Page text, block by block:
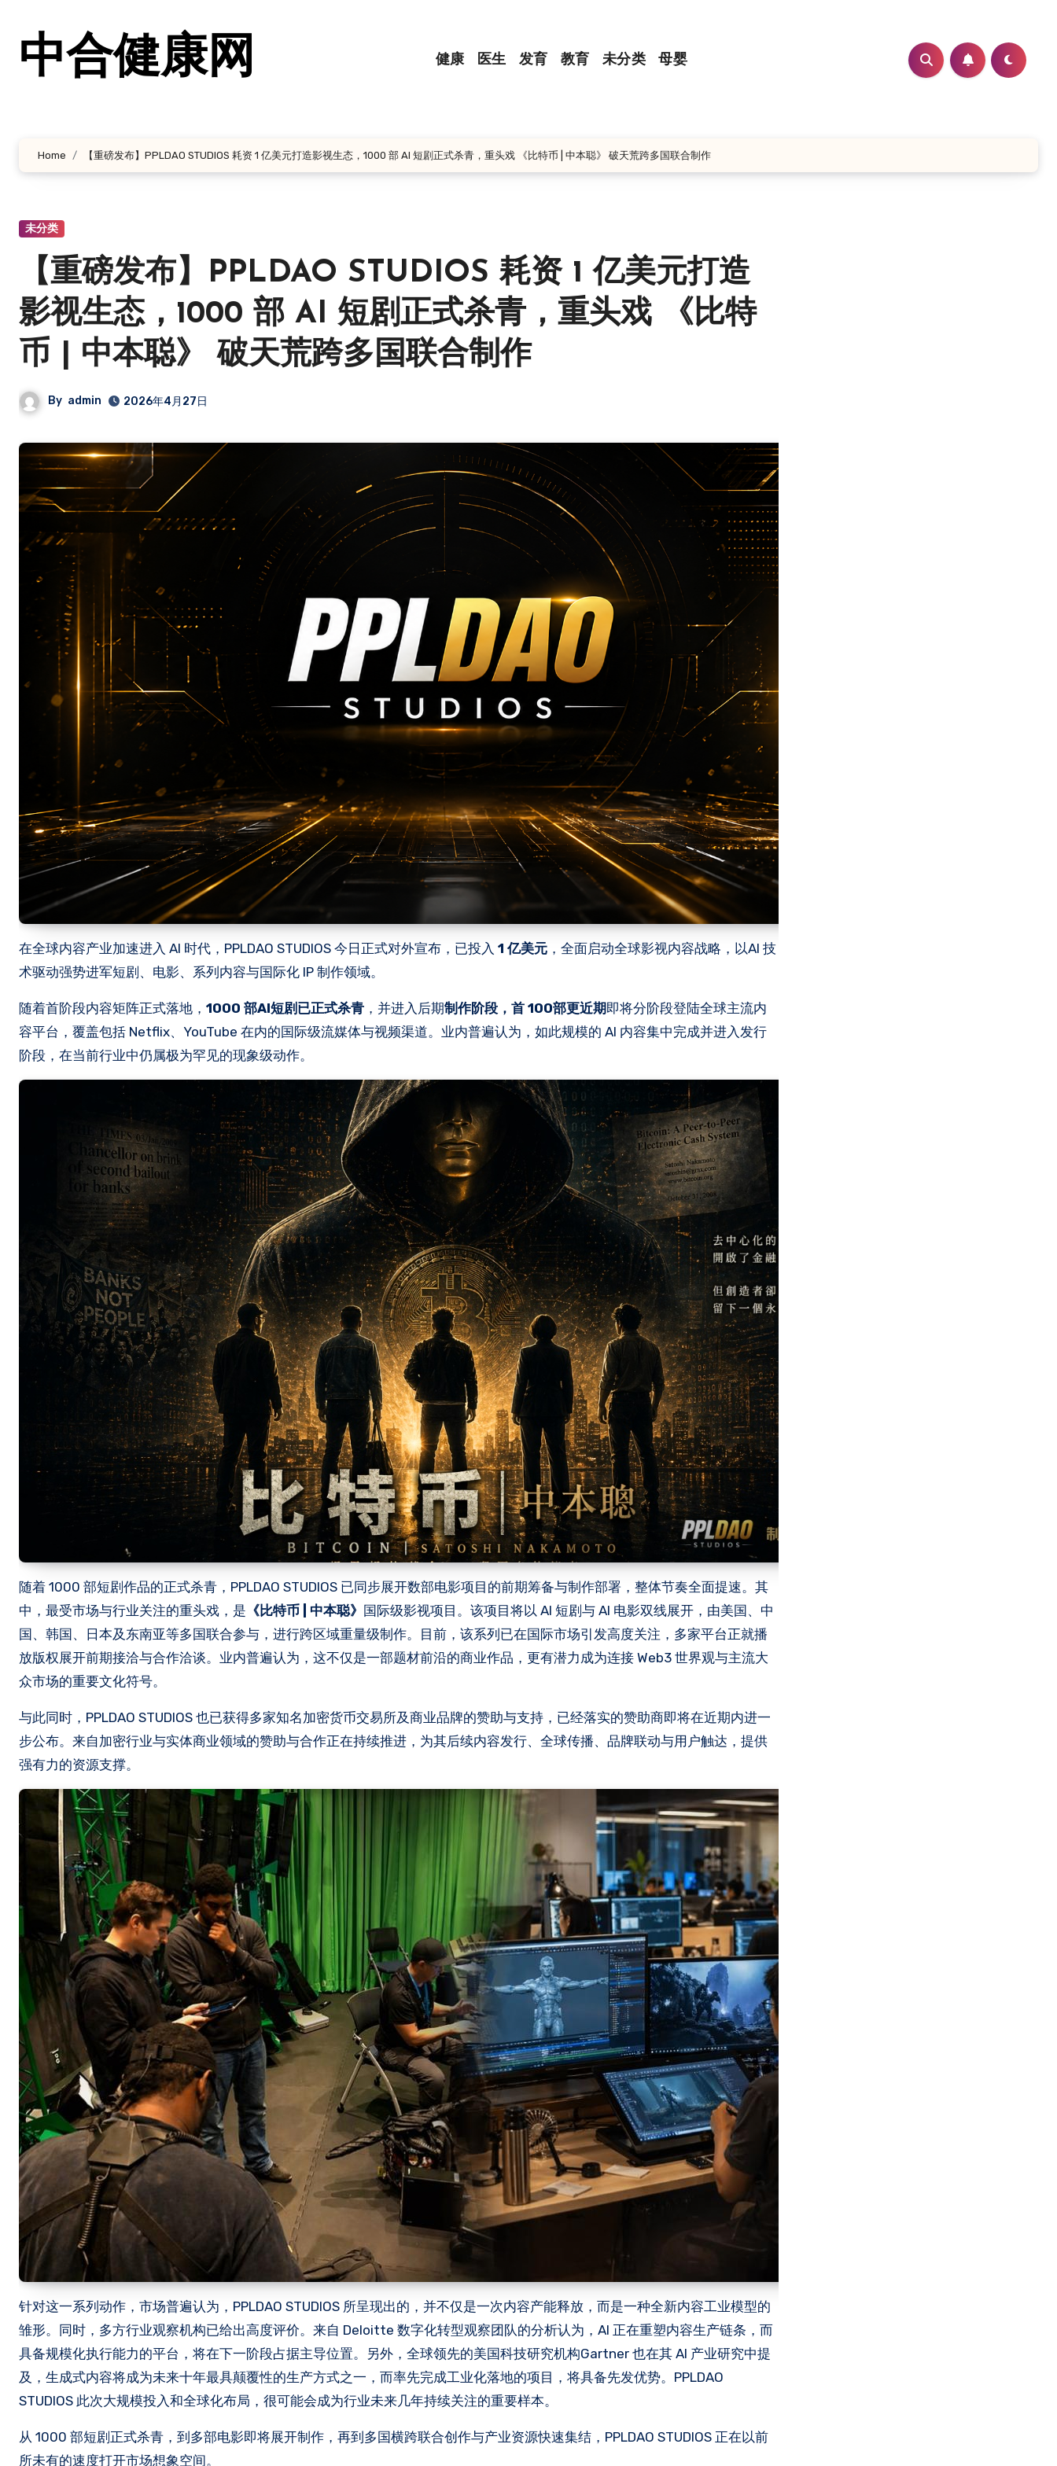
中合健康网 健康 医生 发育 教育 未分类 母婴
Home 【重磅发布】PPLDAO STUDIOS 耗资 1 亿美元打造影视生态，1000 部 AI 短剧正式杀青，重头戏 《比特币 | 中本聪》 破天荒跨多国联合制作
未分类
【重磅发布】PPLDAO STUDIOS 耗资 1 亿美元打造
影视生态，1000 部 AI 短剧正式杀青，重头戏 《比特
币 | 中本聪》 破天荒跨多国联合制作
By admin 2026年4月27日
在全球内容产业加速进入 AI 时代，PPLDAO STUDIOS 今日正式对外宣布，已投入 1 亿美元 ，全面启动全球影视内容战略，以AI 技
术驱动强势进军短剧、电影、系列内容与国际化 IP 制作领域。
随着首阶段内容矩阵正式落地， 1000 部AI短剧已正式杀青 ，并进入后期制作阶段，首 100部更近期即将分阶段登陆全球主流内
容平台，覆盖包括 Netflix、YouTube 在内的国际级流媒体与视频渠道。业内普遍认为，如此规模的 AI 内容集中完成并进入发行
阶段，在当前行业中仍属极为罕见的现象级动作。
随着 1000 部短剧作品的正式杀青，PPLDAO STUDIOS 已同步展开数部电影项目的前期筹备与制作部署，整体节奏全面提速。其
中，最受市场与行业关注的重头戏，是 《比特币 | 中本聪》 国际级影视项目。该项目将以 AI 短剧与 AI 电影双线展开，由美国、中
国、韩国、日本及东南亚等多国联合参与，进行跨区域重量级制作。目前，该系列已在国际市场引发高度关注，多家平台正就播
放版权展开前期接洽与合作洽谈。业内普遍认为，这不仅是一部题材前沿的商业作品，更有潜力成为连接 Web3 世界观与主流大
众市场的重要文化符号。
与此同时，PPLDAO STUDIOS 也已获得多家知名加密货币交易所及商业品牌的赞助与支持，已经落实的赞助商即将在近期内进一
步公布。来自加密行业与实体商业领域的赞助与合作正在持续推进，为其后续内容发行、全球传播、品牌联动与用户触达，提供
强有力的资源支撑。
针对这一系列动作，市场普遍认为，PPLDAO STUDIOS 所呈现出的，并不仅是一次内容产能释放，而是一种全新内容工业模型的
雏形。同时，多方行业观察机构已给出高度评价。来自 Deloitte 数字化转型观察团队的分析认为，AI 正在重塑内容生产链条，而
具备规模化执行能力的平台，将在下一阶段占据主导位置。另外，全球领先的美国科技研究机构Gartner 也在其 AI 产业研究中提
及，生成式内容将成为未来十年最具颠覆性的生产方式之一，而率先完成工业化落地的项目，将具备先发优势。PPLDAO
STUDIOS 此次大规模投入和全球化布局，很可能会成为行业未来几年持续关注的重要样本。
从 1000 部短剧正式杀青，到多部电影即将展开制作，再到多国横跨联合创作与产业资源快速集结，PPLDAO STUDIOS 正在以前
所未有的速度打开市场想象空间。